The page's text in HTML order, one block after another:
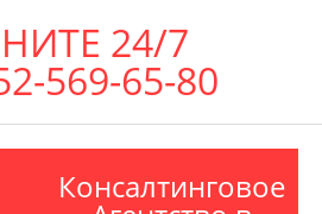
24/7
569-65-80
Консалтинговое